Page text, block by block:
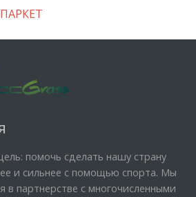
помочь сделать нашу страну
и сильнее с помощью спорта. Мы
в партнерстве с многочисленными